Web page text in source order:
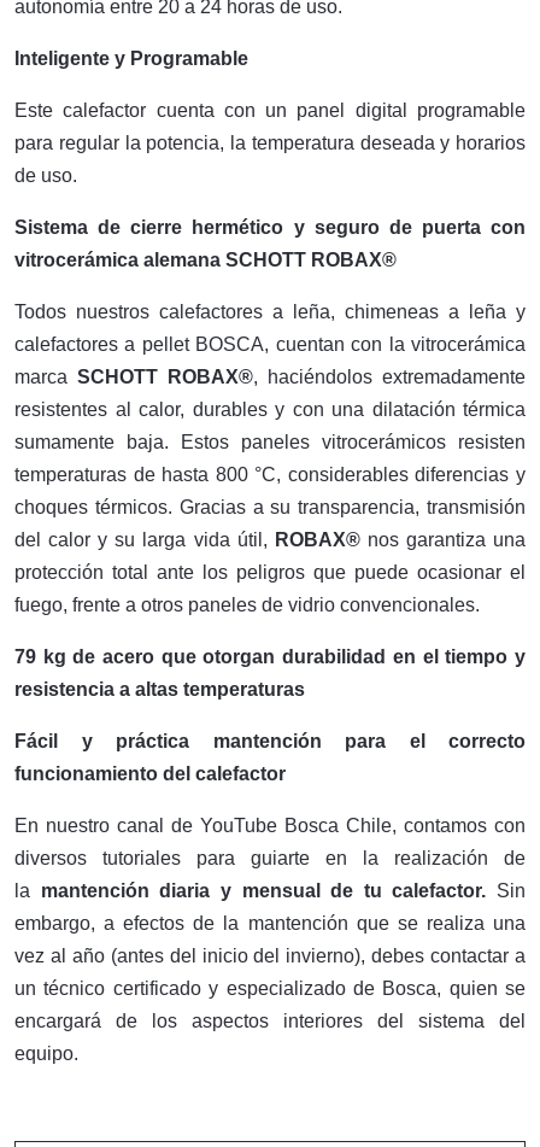
autonomía entre 20 a 24 horas de uso.
Inteligente y Programable
Este calefactor cuenta con un panel digital programable
para regular la potencia, la temperatura deseada y horarios
de uso.
Sistema de cierre hermético y seguro de puerta con
vitrocerámica alemana SCHOTT ROBAX®
Todos nuestros calefactores a leña, chimeneas a leña y
calefactores a pellet BOSCA, cuentan con la vitrocerámica
marca SCHOTT ROBAX®, haciéndolos extremadamente
resistentes al calor, durables y con una dilatación térmica
sumamente baja. Estos paneles vitrocerámicos resisten
temperaturas de hasta 800 °C, considerables diferencias y
choques térmicos. Gracias a su transparencia, transmisión
del calor y su larga vida útil, ROBAX®nos garantiza una
protección total ante los peligros que puede ocasionar el
fuego, frente a otros paneles de vidrio convencionales.
79 kg de acero que otorgan durabilidad en el tiempo y
resistencia a altas temperaturas
Fácil y práctica mantención para el correcto
funcionamiento del calefactor
En nuestro canal de YouTube Bosca Chile, contamos con
diversos tutoriales para guiarte en la realización de
la mantención diaria y mensual de tu calefactor. Sin
embargo, a efectos de la mantención que se realiza una
vez al año (antes del inicio del invierno), debes contactar a
un técnico certificado y especializado de Bosca, quien se
encargará de los aspectos interiores del sistema del
equipo.